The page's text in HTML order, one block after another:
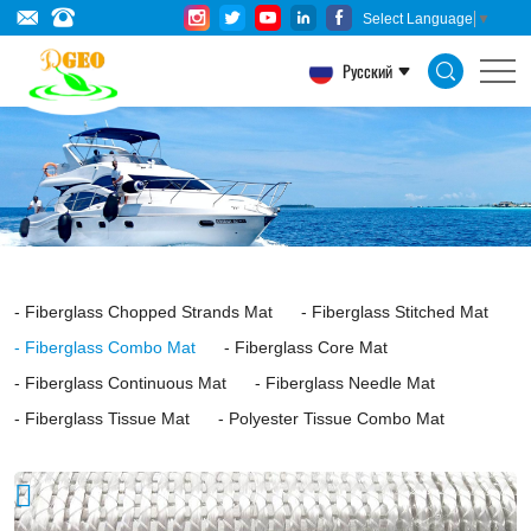
Select Language ▼
Русский
E-
Glass
Fiberglass
Woven
Roving
Combo
a
layer
of
fiberglass
woven
Fiberglass Chopped Strands Mat
Fiberglass Stitched Mat
Fiberglass Combo Mat
Fiberglass Core Mat
Fiberglass Continuous Mat
Fiberglass Needle Mat
Fiberglass Tissue Mat
Polyester Tissue Combo Mat